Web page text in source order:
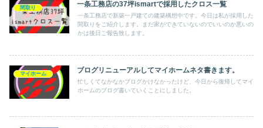
間取り 一条工務店の37坪ismartで採用したクロス一覧
一条工務店で新築一戸建ての建築構想中です。今日は私が採用した
間取りをご紹介します。まだ家ができていないのでいいのか悪いの
かは後日ご報告致します。
マイホーム ブログリニューアルしてマイホームネタ書きます。
忙しくてなかなかブログかけなかったけど、今日から復帰してマイ
ホームのブログ書いていくことにしました。